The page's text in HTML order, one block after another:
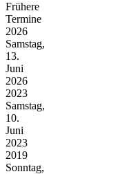
Frühere
Termine
2026
Samstag,
13.
Juni
2026
2023
Samstag,
10.
Juni
2023
2019
Sonntag,